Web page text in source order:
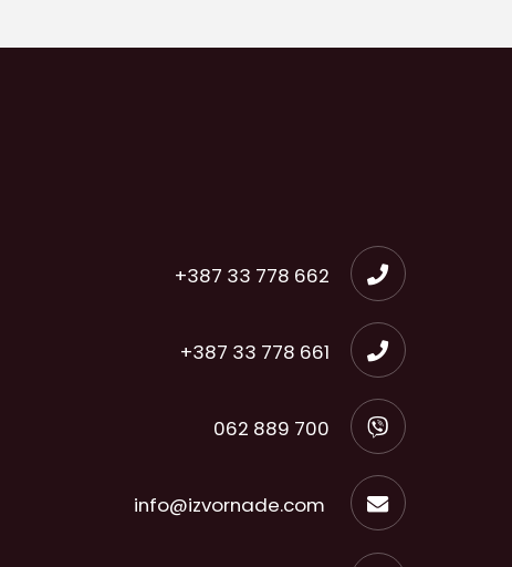
+387 33 778 662
+387 33 778 661
062 889 700
info@izvornade.com